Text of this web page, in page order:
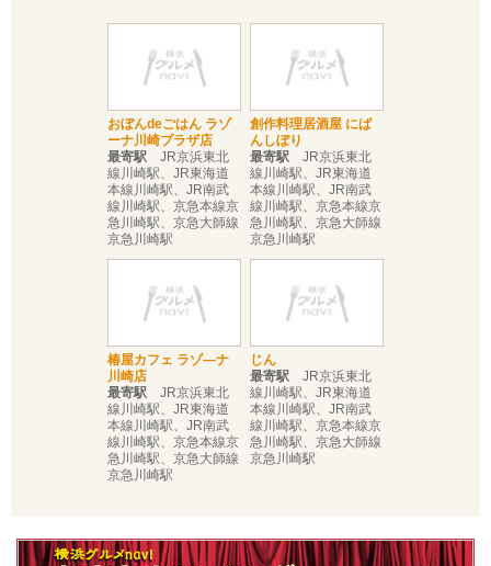
おぼんdeごはん ラゾ
ーナ川崎プラザ店
最寄駅 JR京浜東北
線川崎駅、JR東海道
本線川崎駅、JR南武
線川崎駅、京急本線京
急川崎駅、京急大師線
京急川崎駅
創作料理居酒屋 にば
んしぼり
最寄駅 JR京浜東北
線川崎駅、JR東海道
本線川崎駅、JR南武
線川崎駅、京急本線京
急川崎駅、京急大師線
京急川崎駅
椿屋カフェ ラゾ―ナ
川崎店
最寄駅 JR京浜東北
線川崎駅、JR東海道
本線川崎駅、JR南武
線川崎駅、京急本線京
急川崎駅、京急大師線
京急川崎駅
じん
最寄駅 JR京浜東北
線川崎駅、JR東海道
本線川崎駅、JR南武
線川崎駅、京急本線京
急川崎駅、京急大師線
京急川崎駅